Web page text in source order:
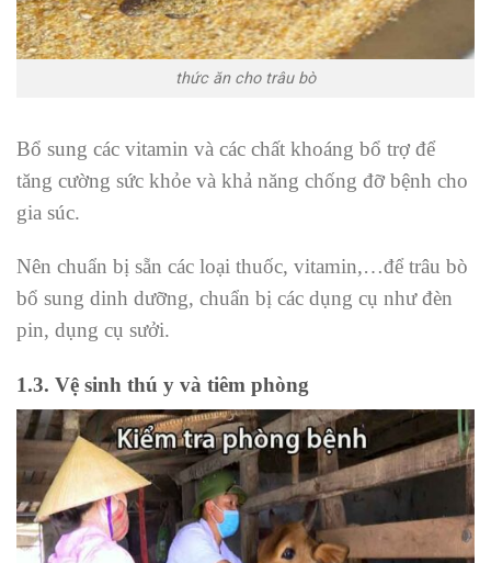
thức ăn cho trâu bò
Bổ sung các vitamin và các chất khoáng bổ trợ để
tăng cường sức khỏe và khả năng chống đỡ bệnh cho
gia súc.
Nên chuẩn bị sẵn các loại thuốc, vitamin,…để trâu bò
bổ sung dinh dưỡng, chuẩn bị các dụng cụ như đèn
pin, dụng cụ sưởi.
1.3. Vệ sinh thú y và tiêm phòng